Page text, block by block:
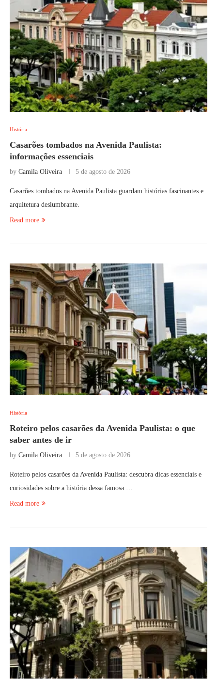
História
Casarões tombados na Avenida Paulista:
informações essenciais
by Camila Oliveira 5 de agosto de 2026
Casarões tombados na Avenida Paulista guardam histórias fascinantes e
arquitetura deslumbrante.
Read more
História
Roteiro pelos casarões da Avenida Paulista: o que
saber antes de ir
by Camila Oliveira 5 de agosto de 2026
Roteiro pelos casarões da Avenida Paulista: descubra dicas essenciais e
curiosidades sobre a história dessa famosa …
Read more